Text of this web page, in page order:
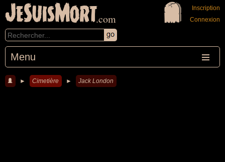
JeSuisMort.com
Menu
Inscription
Connexion
► Cimetière ► Jack London